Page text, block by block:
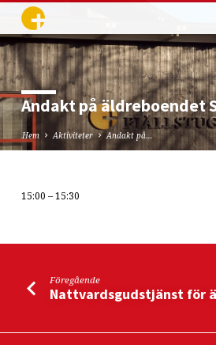
Andakt på äldreboendet
Hem Aktiviteter Andakt på…
äldreboendet
Stattus
15:00 – 15:30
Föregående
Nattvardsgudstjänst för